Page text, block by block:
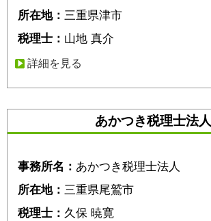
所在地： 三重県津市
税理士： 山地 真介
詳細を見る
あかつき税理士法人
事務所名： あかつき税理士法人
所在地： 三重県尾鷲市
税理士： 久保 暁寛